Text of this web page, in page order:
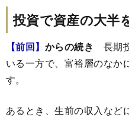
投資で資産の大半
【前回】 からの続き 長期
いる一方で、富裕層のなか
す。
あるとき、生前の収入など